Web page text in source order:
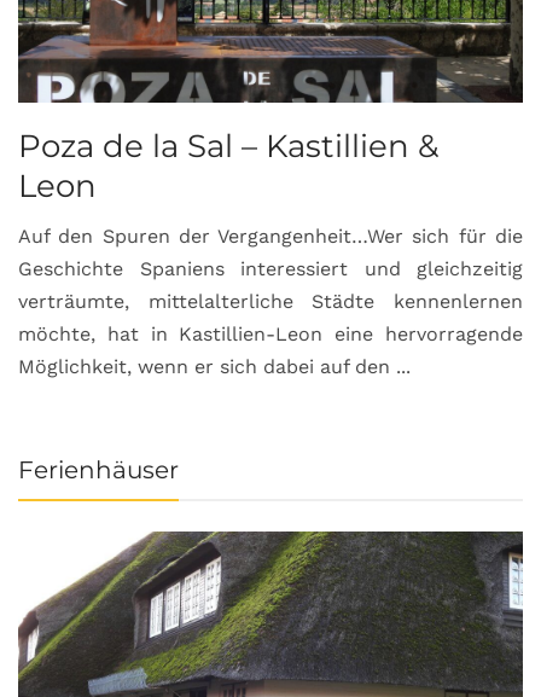
Poza de la Sal – Kastillien &
Leon
Auf den Spuren der Vergangenheit…Wer sich für die
Geschichte Spaniens interessiert und gleichzeitig
verträumte, mittelalterliche Städte kennenlernen
möchte, hat in Kastillien-Leon eine hervorragende
Möglichkeit, wenn er sich dabei auf den ...
Ferienhäuser